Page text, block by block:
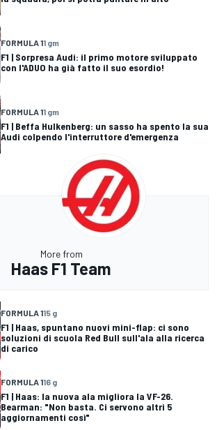
FORMULA 11 gm
F1 | Sorpresa Audi: il primo motore sviluppato
con l'ADUO ha già fatto il suo esordio!
FORMULA 11 gm
F1 | Beffa Hulkenberg: un sasso ha spento la sua
Audi colpendo l'interruttore d'emergenza
More from
Haas F1 Team
FORMULA 115 g
F1 | Haas, spuntano nuovi mini-flap: ci sono
soluzioni di scuola Red Bull sull'ala alla ricerca
di carico
FORMULA 116 g
F1 | Haas: la nuova ala migliora la VF-26.
Bearman: "Non basta. Ci servono altri 5
aggiornamenti così"